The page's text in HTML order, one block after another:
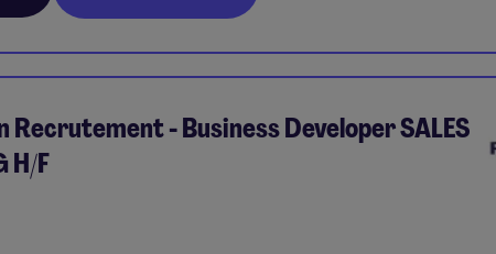
Recrutement - Business Developer SALES
H/F